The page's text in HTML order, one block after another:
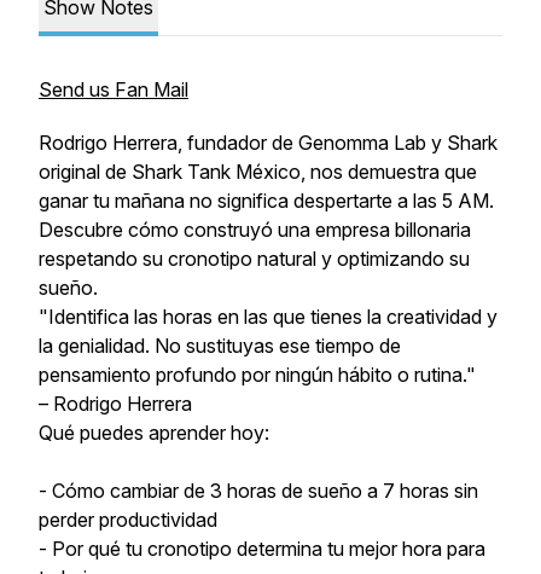
Show Notes
Send us Fan Mail
Rodrigo Herrera, fundador de Genomma Lab y Shark
original de Shark Tank México, nos demuestra que
ganar tu mañana no significa despertarte a las 5 AM.
Descubre cómo construyó una empresa billonaria
respetando su cronotipo natural y optimizando su
sueño.
"Identifica las horas en las que tienes la creatividad y
la genialidad. No sustituyas ese tiempo de
pensamiento profundo por ningún hábito o rutina."
– Rodrigo Herrera
Qué puedes aprender hoy:
- Cómo cambiar de 3 horas de sueño a 7 horas sin
perder productividad
- Por qué tu cronotipo determina tu mejor hora para